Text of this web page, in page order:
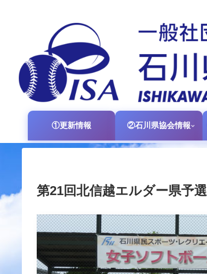
①更新情報 ②石川県協会情報
第21回北信越エルダー県予